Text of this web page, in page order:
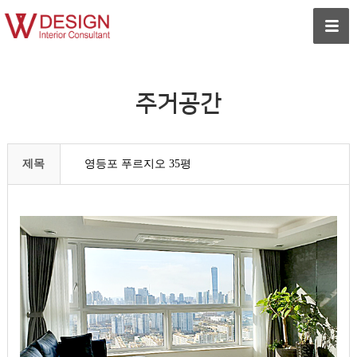
주거공간
제목 영등포 푸르지오 35평